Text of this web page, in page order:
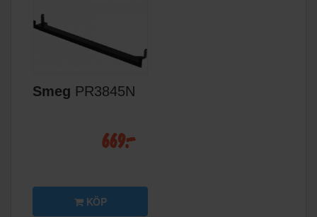
Smeg PR3845N
669:-
KÖP